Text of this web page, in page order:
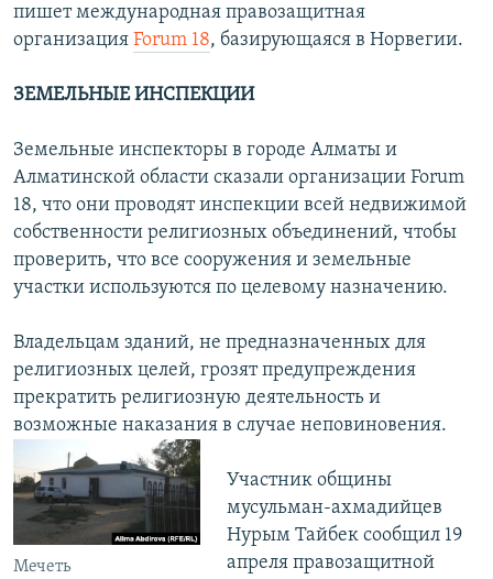
пишет международная правозащитная
организация Forum 18, базирующаяся в Норвегии.
ЗЕМЕЛЬНЫЕ ИНСПЕКЦИИ
Земельные инспекторы в городе Алматы и
Алматинской области сказали организации Forum
18, что они проводят инспекции всей недвижимой
собственности религиозных объединений, чтобы
проверить, что все сооружения и земельные
участки используются по целевому назначению.
Владельцам зданий, не предназначенных для
религиозных целей, грозят предупреждения
прекратить религиозную деятельность и
возможные наказания в случае неповиновения.
Мечеть
Участник общины
мусульман-ахмадийцев
Нурым Тайбек сообщил 19
апреля правозащитной